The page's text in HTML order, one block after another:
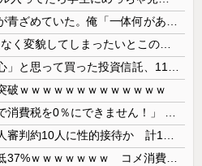
破ｗｗｗｗｗｗｗｗｗｗｗｗｗ